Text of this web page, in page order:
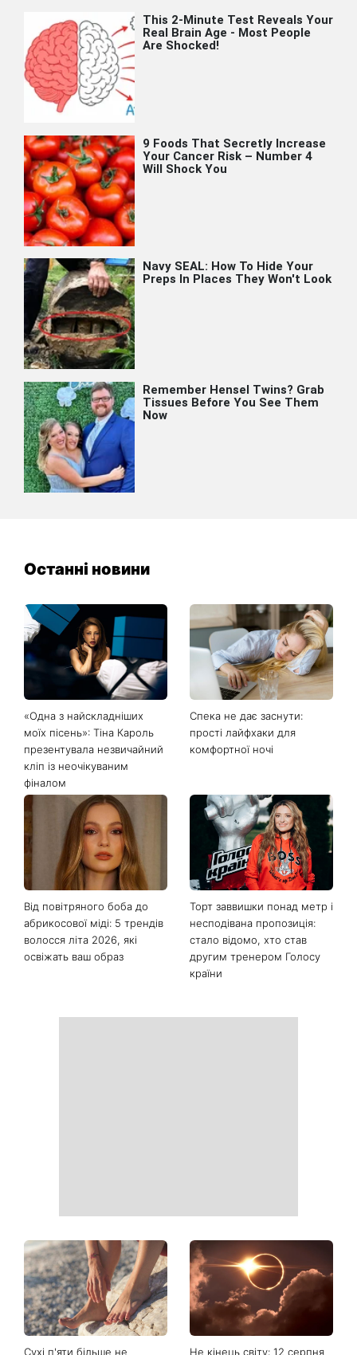
Останні новини
«Одна з найскладніших
моїх пісень»: Тіна Кароль
презентувала незвичайний
кліп із неочікуваним
фіналом
Спека не дає заснути:
прості лайфхаки для
комфортної ночі
Від повітряного боба до
абрикосової міді: 5 трендів
волосся літа 2026, які
освіжать ваш образ
Торт заввишки понад метр і
несподівана пропозиція:
стало відомо, хто став
другим тренером Голосу
країни
Сухі п'яти більше не
Не кінець світу: 12 серпня